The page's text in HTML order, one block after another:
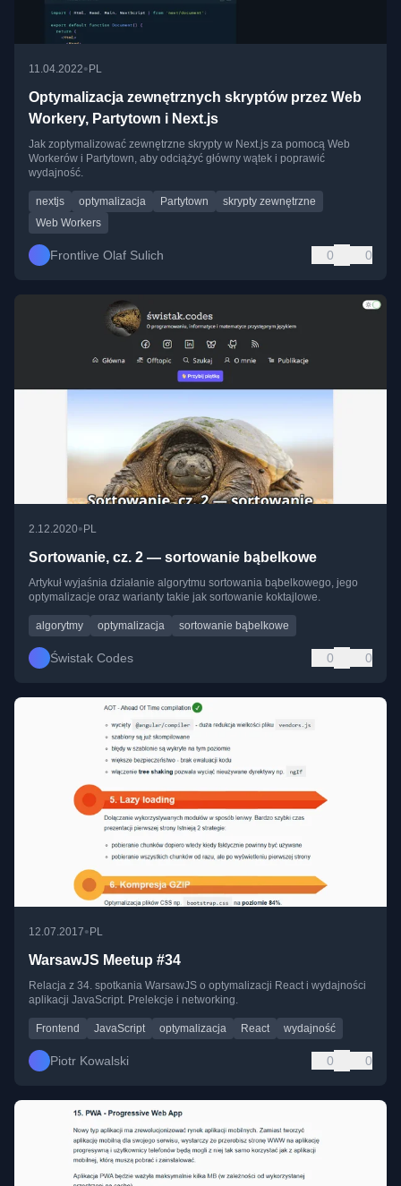
11.04.2022•PL
Optymalizacja zewnętrznych skryptów przez Web
Workery, Partytown i Next.js
Jak zoptymalizować zewnętrzne skrypty w Next.js za pomocą Web
Workerów i Partytown, aby odciążyć główny wątek i poprawić
wydajność.
nextjs optymalizacja Partytown
skrypty zewnętrzne
Web Workers
Frontlive Olaf Sulich 0 0
2.12.2020• PL
Sortowanie, cz. 2 — sortowanie bąbelkowe
Artykuł wyjaśnia działanie algorytmu sortowania bąbelkowego, jego
optymalizacje oraz warianty takie jak sortowanie koktajlowe.
algorytmy optymalizacja sortowanie bąbelkowe
Świstak Codes 0 0
12.07.2017• PL
WarsawJS Meetup #34
Relacja z 34. spotkania WarsawJS o optymalizacji React i wydajności
aplikacji JavaScript. Prelekcje i networking.
Frontend JavaScript optymalizacja React wydajność
Piotr Kowalski 0 0